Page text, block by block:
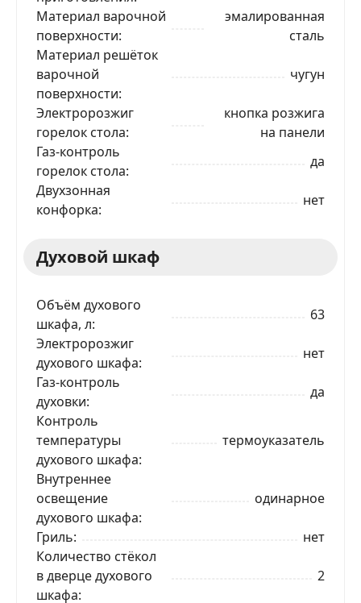
Материал варочной
поверхности
эмалированная
сталь
Материал решёток
варочной
поверхности
чугун
Электророзжиг
горелок стола
кнопка розжига
на панели
Газ-контроль
горелок стола
да
Двухзонная
конфорка
нет
Духовой шкаф
Объём духового
шкафа, л
63
Электророзжиг
духового шкафа
нет
Газ-контроль
духовки
да
Контроль
температуры
духового шкафа
термоуказатель
Внутреннее
освещение
духового шкафа
одинарное
Гриль
нет
Количество стёкол
в дверце духового
шкафа
2